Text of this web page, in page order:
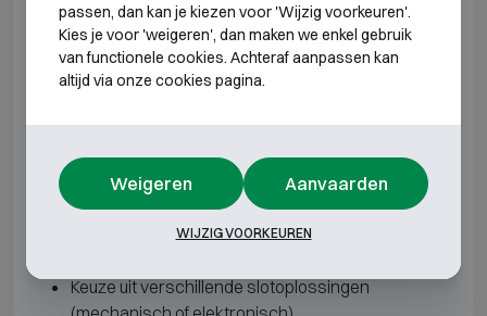
Voordelen en toepassingen
Deze serversafe biedt een unieke combinatie van
fysieke beveiliging, bescherming tegen elektronische
afluistering en geïntegreerde klimaatregeling.
Daarmee is de DRS Prisma I TEMPEST bijzonder
overheidsinstellingen en kritieke IT-omgevingen waar
continuïteit en vertrouwelijkheid essentieel zijn.
Opties en maatwerk
Keuze uit verschillende slotoplossingen
passen, dan kan je kiezen voor 'Wijzig voorkeuren'.
Kies je voor 'weigeren', dan maken we enkel gebruik
van functionele cookies. Achteraf aanpassen kan
altijd via onze cookies pagina.
Weigeren Aanvaarden
WIJZIG VOORKEUREN